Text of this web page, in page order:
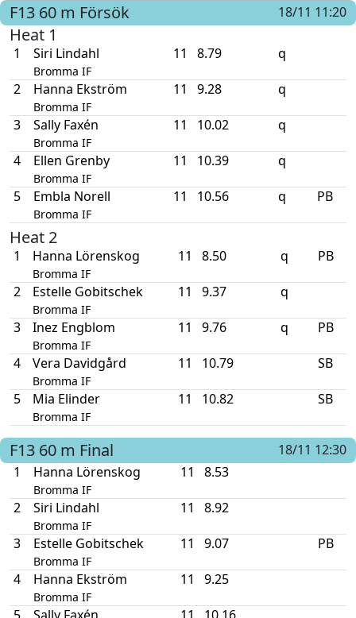
F13 60 m Försök 18/11 11:20
Heat 1
1 Siri Lindahl
Bromma IF
11 8.79 q
2 Hanna Ekström
Bromma IF
11 9.28 q
3 Sally Faxén
Bromma IF
11 10.02 q
4 Ellen Grenby
Bromma IF
11 10.39 q
5 Embla Norell
Bromma IF
11 10.56 q PB
Heat 2
1 Hanna Lörenskog
Bromma IF
11 8.50 q PB
2 Estelle Gobitschek
Bromma IF
11 9.37 q
3 Inez Engblom
Bromma IF
11 9.76 q PB
4 Vera Davidgård
Bromma IF
11 10.79 SB
5 Mia Elinder
Bromma IF
11 10.82 SB
F13 60 m Final
18/11 12:30
1
Hanna Lörenskog
Bromma IF
11 8.53
2 Siri Lindahl
Bromma IF
11 8.92
3 Estelle Gobitschek
Bromma IF
11 9.07 PB
4 Hanna Ekström
Bromma IF
11 9.25